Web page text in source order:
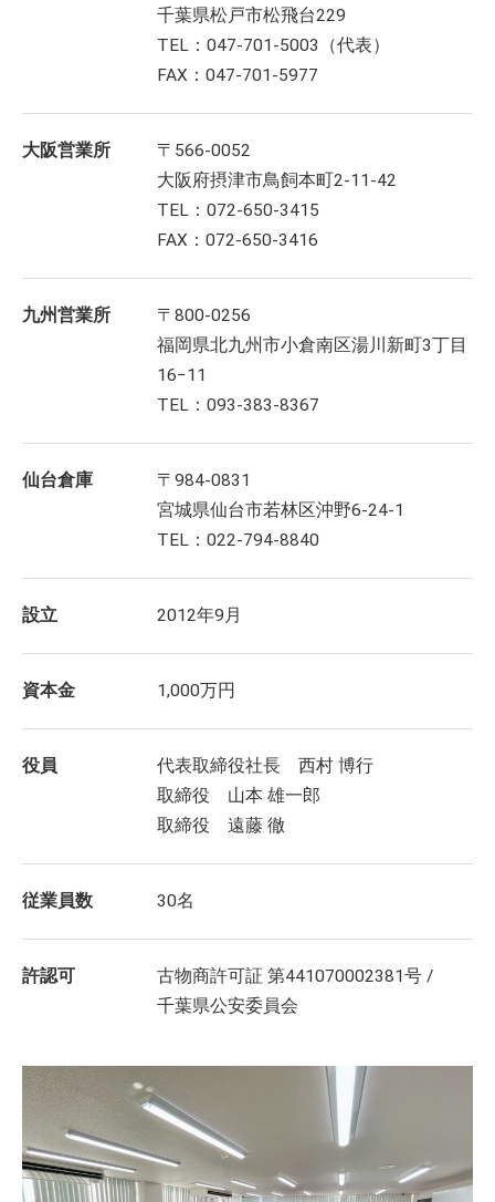
千葉県松戸市松飛台229
TEL：047-701-5003（代表）
FAX：047-701-5977
大阪営業所
〒566-0052
大阪府摂津市鳥飼本町2-11-42
TEL：072-650-3415
FAX：072-650-3416
九州営業所
〒800-0256
福岡県北九州市小倉南区湯川新町3丁目
16−11
TEL：093-383-8367
仙台倉庫
〒984-0831
宮城県仙台市若林区沖野6-24-1
TEL：022-794-8840
設立 2012年9月
資本金 1,000万円
役員
代表取締役社長 西村 博行
取締役 山本 雄一郎
取締役 遠藤 徹
従業員数 30名
許認可
古物商許可証 第441070002381号 /
千葉県公安委員会